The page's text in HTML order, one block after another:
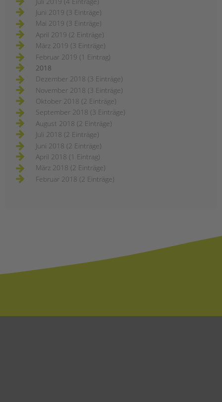
Juni 2019 (3 Einträge)
Mai 2019 (3 Einträge)
April 2019 (2 Einträge)
März 2019 (3 Einträge)
Februar 2019 (1 Eintrag)
2018
Dezember 2018 (3 Einträge)
November 2018 (3 Einträge)
Oktober 2018 (2 Einträge)
September 2018 (3 Einträge)
August 2018 (2 Einträge)
Juli 2018 (2 Einträge)
Juni 2018 (2 Einträge)
April 2018 (1 Eintrag)
März 2018 (2 Einträge)
Februar 2018 (2 Einträge)